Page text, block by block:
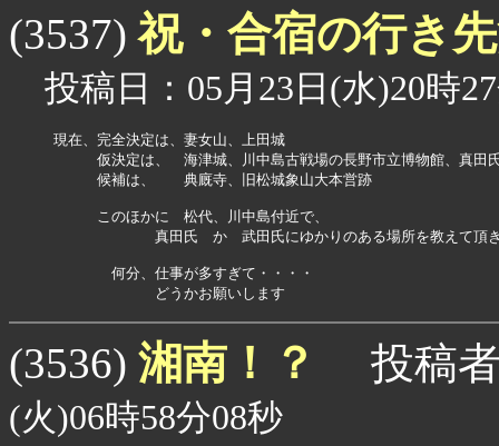
(3537)祝・合宿の行き
投稿日：05月23日(水)20時
現在、完全決定は、妻女山、上田城
仮決定は、　海津城、川中島古戦場の長野市立博物館、真田
候補は、　　典廐寺、旧松城象山大本営跡
このほかに　松代、川中島付近で、
真田氏　か　武田氏にゆかりのある場所を教えて頂き
何分、仕事が多すぎて・・・・
どうかお願いします
(3536) 湘南！？ 投稿
(火)06時58分08秒